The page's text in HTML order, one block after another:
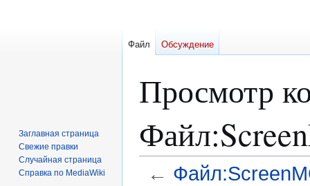
Просмотр
←
Файл Обсуждение
Заглавная страница
Свежие правки
Случайная страница
Справка по MediaWiki